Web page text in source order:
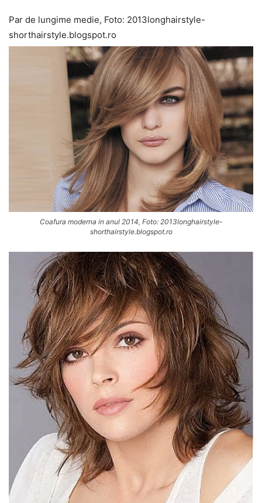
Par de lungime medie, Foto: 2013longhairstyle-
shorthairstyle.blogspot.ro
Coafura moderna in anul 2014, Foto: 2013longhairstyle-
shorthairstyle.blogspot.ro